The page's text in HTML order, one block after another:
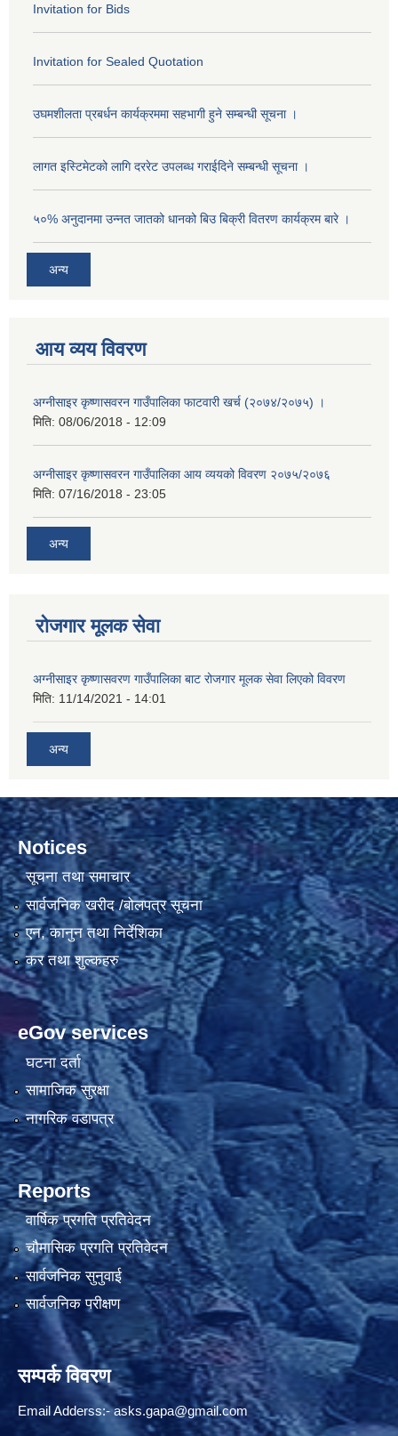
Invitation for Bids
Invitation for Sealed Quotation
उघमशीलता प्रबर्धन कार्यक्रममा सहभागी हुने सम्बन्धी सूचना ।
लागत इस्टिमेटको लागि दररेट उपलब्ध गराईदिने सम्बन्धी सूचना ।
५०% अनुदानमा उन्नत जातको धानको बिउ बिक्री वितरण कार्यक्रम बारे ।
अन्य
आय व्यय विवरण
अग्नीसाइर कृष्णासवरन गाउँपालिका फाटवारी खर्च (२०७४/२०७५) ।
मिति: 08/06/2018 - 12:09
अग्नीसाइर कृष्णासवरन गाउँपालिका आय व्ययको विवरण २०७५/२०७६
मिति: 07/16/2018 - 23:05
अन्य
रोजगार मूलक सेवा
अग्नीसाइर कृष्णासवरण गाउँपालिका बाट रोजगार मूलक सेवा लिएको विवरण
मिति: 11/14/2021 - 14:01
अन्य
Notices
सूचना तथा समाचार
सार्वजनिक खरीद /बोलपत्र सूचना
एन, कानुन तथा निर्देशिका
कर तथा शुल्कहरु
eGov services
घटना दर्ता
सामाजिक सुरक्षा
नागरिक वडापत्र
Reports
वार्षिक प्रगति प्रतिवेदन
चौमासिक प्रगति प्रतिवेदन
सार्वजनिक सुनुवाई
सार्वजनिक परीक्षण
सम्पर्क विवरण
Email Adderss:-asks.gapa@gmail.com